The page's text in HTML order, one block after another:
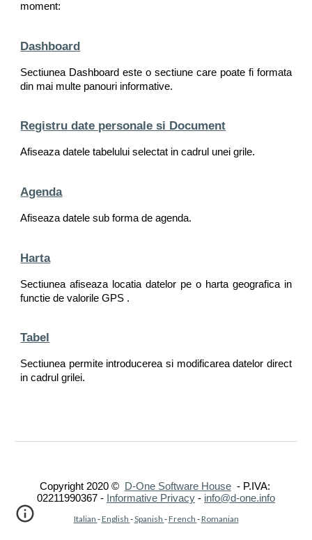
moment:
Dashboard
Sectiunea Dashboard este o sectiune care poate fi formata
din mai multe panouri informative.
Registru date personale si Document
Afiseaza datele tabelului selectat in cadrul unei grile.
Agenda
Afiseaza datele sub forma de agenda.
Harta
Sectiunea afiseaza locatia datelor pe o harta geografica in
functie de valorile GPS .
Tabel
Sectiunea permite introducerea si modificarea datelor direct
in cadrul grilei.
Copyright 2020 © D-One Software House
  - P.IVA:
02211990367 - Informative Privacy - info@d-one.info
Italian - English - Spanish - French - Romanian